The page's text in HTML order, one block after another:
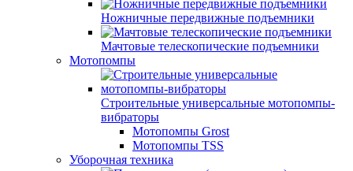
Ножничные передвижные подъемники
Мачтовые телескопические подъемники
Мотопомпы
Строительные универсальные мотопомпы-
вибраторы
Мотопомпы Grost
Мотопомпы TSS
Уборочная техника